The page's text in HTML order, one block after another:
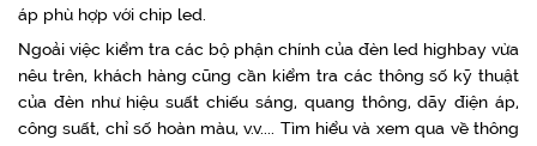
áp phù hợp với chip led.
Ngoải việc kiểm tra các bộ phận chính của đèn led highbay vừa
nêu trên, khách hàng cũng cần kiểm tra các thông số kỹ thuật
của đèn như hiệu suất chiếu sáng, quang thông, dãy điện áp,
công suất, chỉ số hoàn màu, v.v.... Tìm hiểu và xem qua về thông